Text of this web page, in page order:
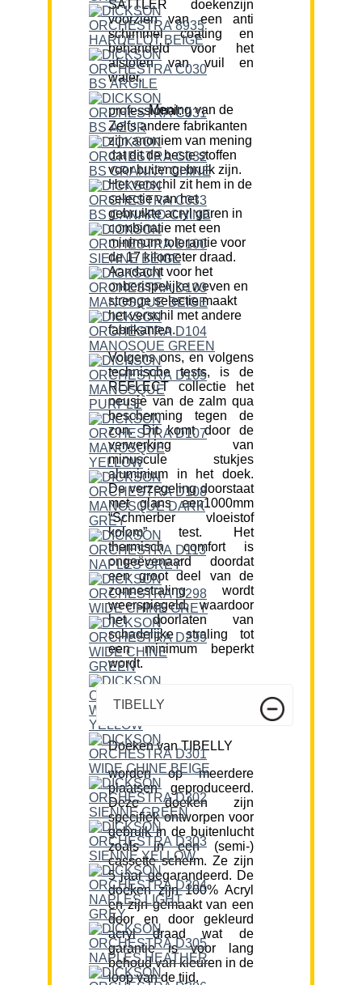
SATTLER doekenzijn
voorzien van een anti
schimmel coating en
behandeld voor het
afstoten van vuil en
water.
Mening van de professional:
Zelfs andere fabrikanten
zijn anoniem van mening
dat dit de beste stoffen
voor buitengebruik zijn.
Het verschil zit hem in de
selectie van het
gebruikte acryl garen in
combinatie met een
minimum tolerantie voor
de 17 kilometer draad.
Aandacht voor het
onberispelijke weven en
strenge selectie maakt
het verschil met andere
fabrikanten.
Volgens ons, en volgens
technische tests, is de
REFLECT collectie het
neusje van de zalm qua
bescherming tegen de
zon. Dit komt door de
verwerking van
minuscule stukjes
aluminium in het doek.
De verzegeling doorstaat
met glans een1000mm
“Schmerber vloeistof
kolom” test. Het
thermisch comfort is
ongeëvenaard doordat
een groot deel van de
zonnestraling wordt
weerspiegeld, waardoor
het doorlaten van
schadelijke straling tot
een minimum beperkt
wordt.
TIBELLY
Doeken van TIBELLY
worden op meerdere
plaatsen geproduceerd.
Deze doeken zijn
specifiek ontworpen voor
gebruik in de buitenlucht
zoals in een (semi-)
cassette scherm. Ze zijn
5 jaar gegarandeerd. De
doeken zijn 100% Acryl
en zijn gemaakt van een
door en door gekleurd
acryl draad wat de
garantie is voor lang
behoud van kleuren in de
loop van de tijd.